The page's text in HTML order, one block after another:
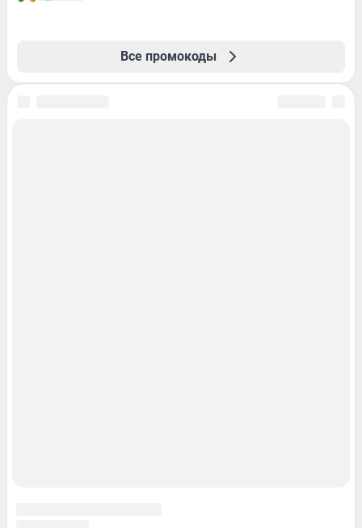
Все промокоды